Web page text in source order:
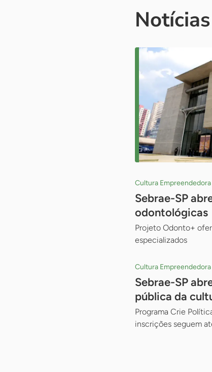
Cultura Empreendedora
Sebrae-SP
odontológicas
Projeto Odonto+
especializados
Cultura Empreendedora
Sebrae-SP
pública da
Programa Crie
inscrições seguem